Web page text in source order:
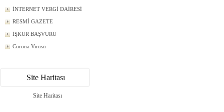
İNTERNET VERGİ DAİRESİ
RESMİ GAZETE
İŞKUR BAŞVURU
Corona Virüsü
Site Haritası
Site Haritası